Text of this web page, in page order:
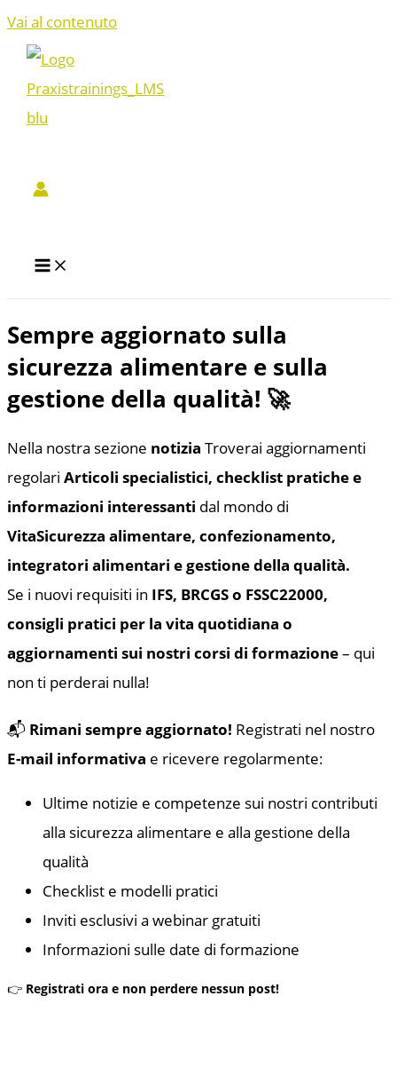
Vai al contenuto
Sempre aggiornato sulla
sicurezza alimentare e sulla
gestione della qualità! 🚀
Nella nostra sezione notizia Troverai aggiornamenti
regolari Articoli specialistici, checklist pratiche e
informazioni interessanti dal mondo di
VitaSicurezza alimentare, confezionamento,
integratori alimentari e gestione della qualità.
Se i nuovi requisiti in IFS, BRCGS o FSSC22000,
consigli pratici per la vita quotidiana o
aggiornamenti sui nostri corsi di formazione– qui
non ti perderai nulla!
📬 Rimani sempre aggiornato! Registrati nel nostro
E-mail informativa e ricevere regolarmente:
Ultime notizie e competenze sui nostri contributi
alla sicurezza alimentare e alla gestione della
qualità
Checklist e modelli pratici
Inviti esclusivi a webinar gratuiti
Informazioni sulle date di formazione
👉 Registrati ora e non perdere nessun post!